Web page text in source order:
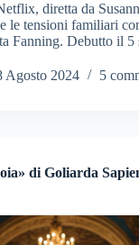
diretta da
le tensioni familiari
Fanning. Debutto il 5
Agosto 2024 5
di Goliarda